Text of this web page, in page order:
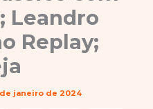
Leandro
Replay;
janeiro de 2024